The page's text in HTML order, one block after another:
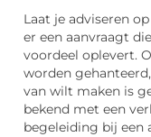
Laat je adviseren
er een aanvraagt
voordeel oplevert.
worden
van wilt maken is
bekend met een
begeleiding bij een